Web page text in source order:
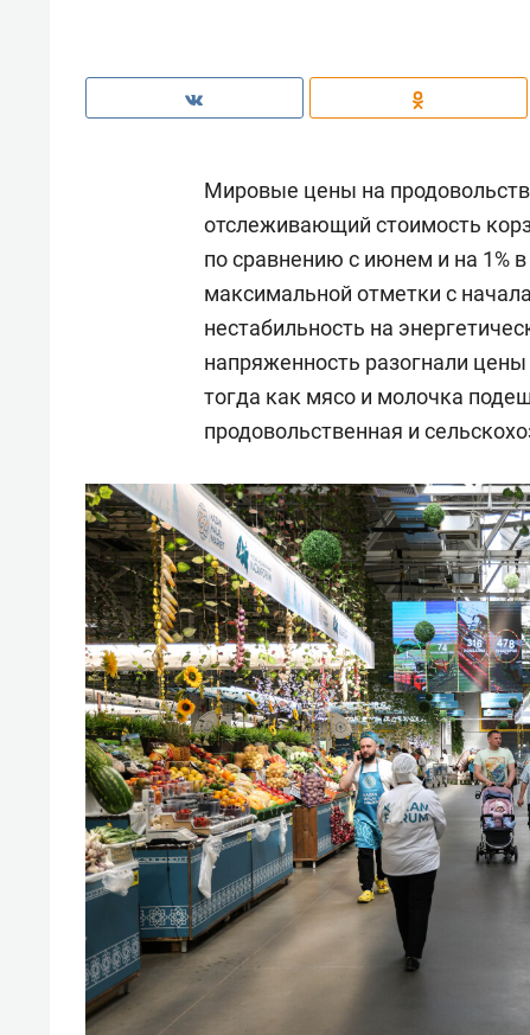
Мировые цены на
отслеживающий стоимость
по сравнению с июнем и на 1%
максимальной отметки с
нестабильность на
напряженность разогнали
тогда как мясо и молочка
продовольственная и